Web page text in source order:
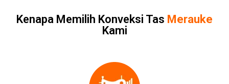
Kenapa Memilih Konveksi Tas Merauke
Kami